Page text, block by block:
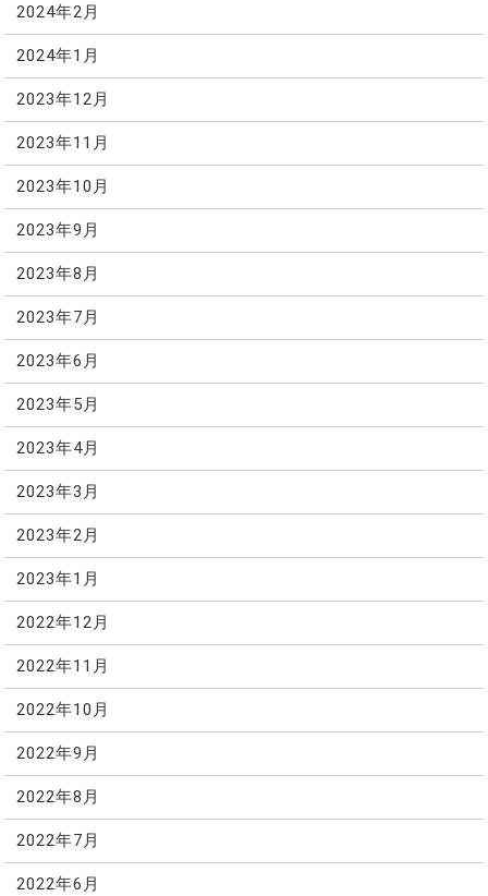
2024年2月
2024年1月
2023年12月
2023年11月
2023年10月
2023年9月
2023年8月
2023年7月
2023年6月
2023年5月
2023年4月
2023年3月
2023年2月
2023年1月
2022年12月
2022年11月
2022年10月
2022年9月
2022年8月
2022年7月
2022年6月